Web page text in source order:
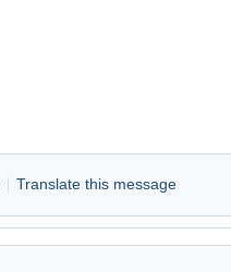
Translate this message